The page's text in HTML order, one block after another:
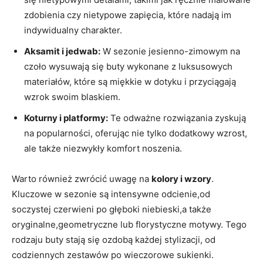
zdobienia czy nietypowe zapięcia, które nadają ‌im
⁤indywidualny charakter.
Aksamit i ⁣jedwab: W sezonie​ jesienno-zimowym na
czoło wysuwają się buty ⁤wykonane z luksusowych
materiałów, które są miękkie w dotyku i przyciągają
⁢wzrok swoim blaskiem.
Koturny i platformy: Te odważne‍ rozwiązania zyskują
na popularności, ⁤oferując nie ⁢tylko dodatkowy wzrost,
ale także niezwykły komfort noszenia.
Warto również zwrócić uwagę na kolory i wzory.
Kluczowe w sezonie są intensywne odcienie,od
soczystej czerwieni po głęboki niebieski,a także
oryginalne,geometryczne⁤ lub florystyczne motywy. Tego
⁢rodzaju buty stają się ozdobą każdej stylizacji, od
codziennych ⁤zestawów ⁢po wieczorowe⁣ sukienki.